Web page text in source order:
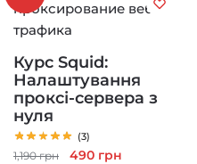
Курс Squid:
Налаштування
проксі-сервера з
нуля
(3)
1,190грн
Оригінальна
490 грн